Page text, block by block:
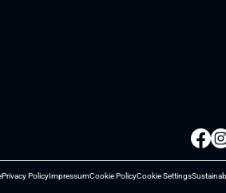
Privacy PolicyImpressumCookie PolicyCookie Settings